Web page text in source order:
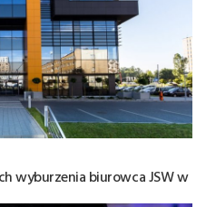
wyburzenia biurowca JSW w